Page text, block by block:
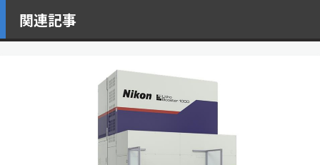
関連記事